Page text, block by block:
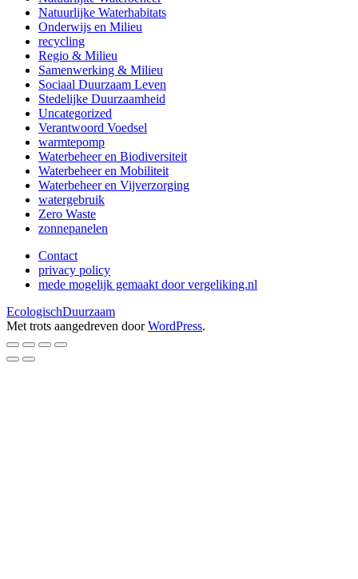
Natuurlijke Waterhabitats
Onderwijs en Milieu
recycling
Regio & Milieu
Samenwerking & Milieu
Sociaal Duurzaam Leven
Stedelijke Duurzaamheid
Uncategorized
Verantwoord Voedsel
warmtepomp
Waterbeheer en Biodiversiteit
Waterbeheer en Mobiliteit
Waterbeheer en Vijverzorging
watergebruik
Zero Waste
zonnepanelen
Contact
privacy policy
mede mogelijk gemaakt door vergeliking.nl
EcologischDuurzaam
Met trots aangedreven doorWordPress.